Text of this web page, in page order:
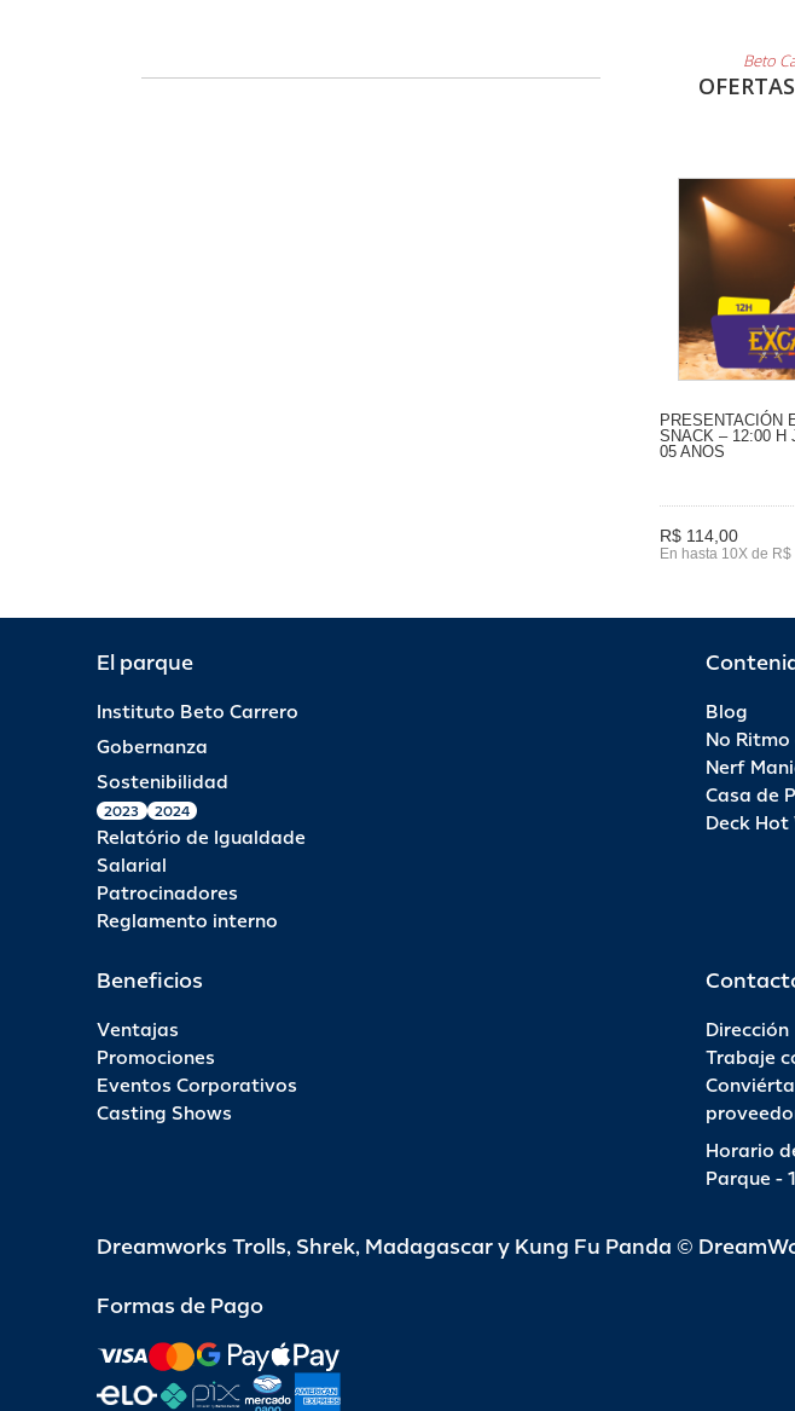
Beto
PRESENTACIÓN
SNACK – 12:00 H
05 ANOS
R$ 114,00
En hasta 10X de R$
El parque
Instituto Beto Carrero
Gobernanza
Sostenibilidad
2023 2024
Relatório de Igualdade
Salarial
Patrocinadores
Reglamento interno
Blog
No Ritmo
Nerf
Casa de
Deck Hot
Beneficios
Ventajas
Promociones
Eventos Corporativos
Casting Shows
Dirección
Trabaje
Horario
Parque -
Dreamworks Trolls, Shrek, Madagascar y Kung Fu Panda ©
Formas de Pago